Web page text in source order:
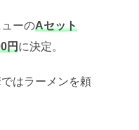
ーのAセット
円に決定。
はラーメンを頼